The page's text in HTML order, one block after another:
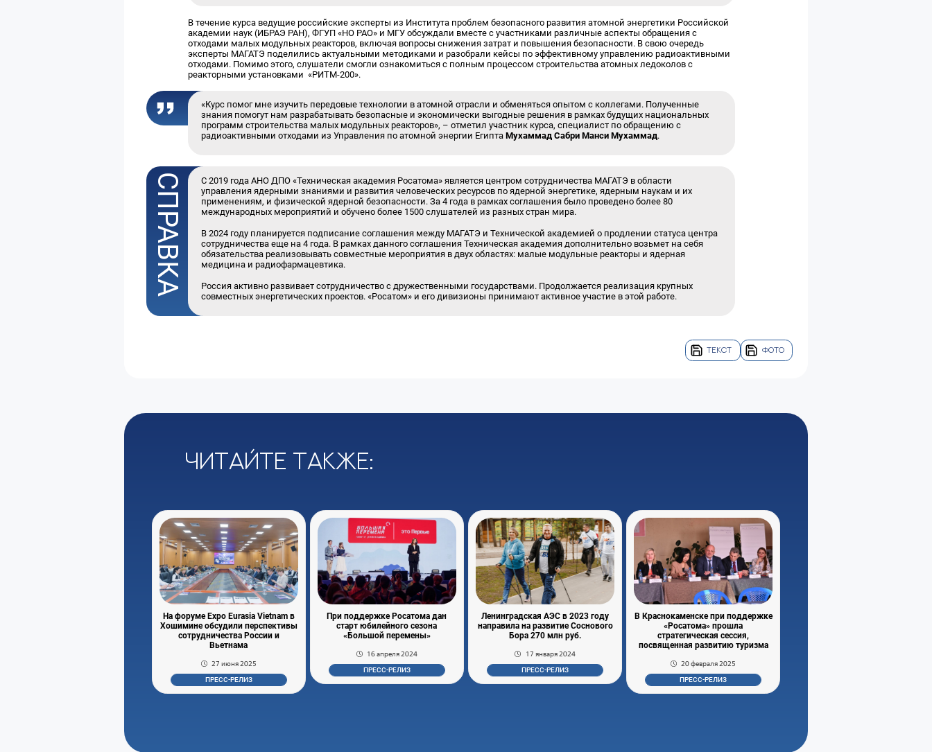
В течение курса ведущие российские эксперты из Института проблем безопасного развития атомной энергетики Российской
академии наук (ИБРАЭ РАН), ФГУП «НО РАО» и МГУ обсуждали вместе с участниками различные аспекты обращения с
отходами малых модульных реакторов, включая вопросы снижения затрат и повышения безопасности. В свою очередь
эксперты МАГАТЭ поделились актуальными методиками и разобрали кейсы по эффективному управлению радиоактивными
отходами. Помимо этого, слушатели смогли ознакомиться с полным процессом строительства атомных ледоколов с
реакторными установками «РИТМ-200».
«Курс помог мне изучить передовые технологии в атомной отрасли и обменяться опытом с коллегами. Полученные
знания помогут нам разрабатывать безопасные и экономически выгодные решения в рамках будущих национальных
программ строительства малых модульных реакторов», – отметил участник курса, специалист по обращению с
радиоактивными отходами из Управления по атомной энергии ЕгиптаМухаммад Сабри Манси Мухаммад.
С 2019 года АНО ДПО «Техническая академия Росатома» является центром сотрудничества МАГАТЭ в области
управления ядерными знаниями и развития человеческих ресурсов по ядерной энергетике, ядерным наукам и их
применениям, и физической ядерной безопасности. За 4 года в рамках соглашения было проведено более 80
международных мероприятий и обучено более 1500 слушателей из разных стран мира.
В 2024 году планируется подписание соглашения между МАГАТЭ и Технической академией о продлении статуса центра
сотрудничества еще на 4 года. В рамках данного соглашения Техническая академия дополнительно возьмет на себя
обязательства реализовывать совместные мероприятия в двух областях: малые модульные реакторы и ядерная
медицина и радиофармацевтика.
Россия активно развивает сотрудничество с дружественными государствами. Продолжается реализация крупных
совместных энергетических проектов. «Росатом» и его дивизионы принимают активное участие в этой работе.
ТЕКСТ ФОТО
Читайте также:
На форуме Expo Eurasia Vietnam в
Хошимине обсудили перспективы
сотрудничества России и
Вьетнама
27 июня 2025
ПРЕСС-РЕЛИЗ
При поддержке Росатома дан
старт юбилейного сезона
«Большой перемены»
16 апреля 2024
ПРЕСС-РЕЛИЗ
Ленинградская АЭС в 2023 году
направила на развитие Соснового
Бора 270 млн руб.
17 января 2024
ПРЕСС-РЕЛИЗ
В Краснокаменске при поддержке
«Росатома» прошла
стратегическая сессия,
посвященная развитию туризма
20 февраля 2025
ПРЕСС-РЕЛИЗ